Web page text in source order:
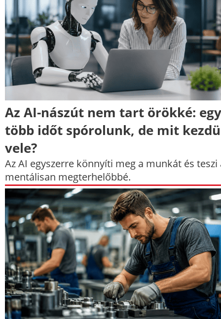
Az AI-nászút nem tart örökké:
több időt spórolunk, de mit
vele?
Az AI egyszerre könnyíti meg a munkát és teszi
mentálisan megterhelőbbé.